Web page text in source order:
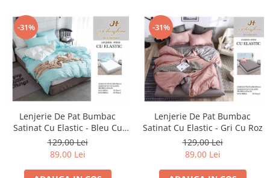
-31%
Lenjerie De Pat Bumbac
Satinat Cu Elastic - Bleu Cu
Dungi Albe
129,00 Lei
89,00 Lei
-31%
Lenjerie De Pat Bumbac
Satinat Cu Elastic - Gri Cu Roz
129,00 Lei
89,00 Lei